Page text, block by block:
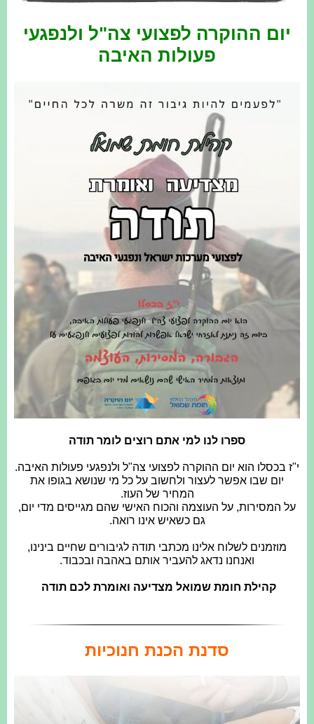
יום ההוקרה לפצועי צה"ל ולנפגעי
פעולות האיבה
ספרו לנו למי אתם רוצים לומר תודה
י"ז בכסלו הוא יום ההוקרה לפצועי צה"ל ולנפגעי פעולות האיבה.
יום שבו אפשר לעצור ולחשוב על כל מי שנושא בגופו את
המחיר של העוז.
על המסירות, על העוצמה והכוח האישי שהם מגייסים מדי יום,
גם כשאיש אינו רואה.
מוזמנים לשלוח אלינו מכתבי תודה לגיבורים שחיים בינינו,
ואנחנו נדאג להעביר אותם באהבה ובכבוד.
קהילת חומת שמואל מצדיעה ואומרת לכם תודה
סדנת הכנת חנוכיות